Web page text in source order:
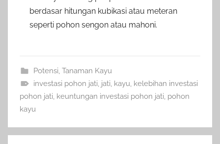
berdasar hitungan kubikasi atau meteran
seperti pohon sengon atau mahoni.
Potensi Tanaman Kayu
investasi pohon jati jati kayu kelebihan investasi
pohon jati keuntungan investasi pohon jati pohon
kayu